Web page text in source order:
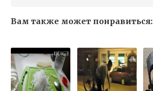
Вам также может понравиться: